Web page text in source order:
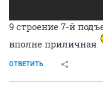
9 строение 7-й
вполне приличная
ОТВЕТИТЬ